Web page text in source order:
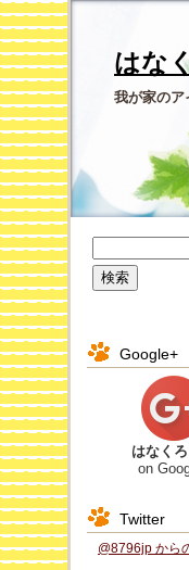
はな
我が家のア
Google+
はなく
on
Twitter
@8796jp から